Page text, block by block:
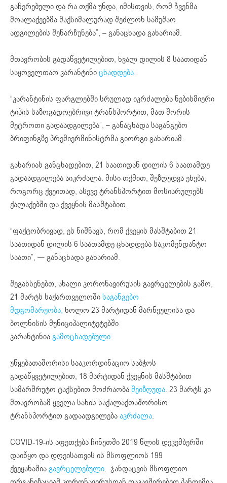
გაჩერებული და რა თქმა უნდა, იმისთვის, რომ ჩვენმა
მოალაქეებმა მაქსიმალურად შეძლონ სამუშაო
ადგილების შენარჩუნება”, – განაცხადა გახარიამ.
მთავრობის გადაწვეტილებით, ხვალ დილის 8 საათიდან
საყოველთაო კარანტინიცხადდება.
“კარანტინის ფარგლებში სრულად იკრძალება ნებისმიერი
ტიპის საზოგადოებრივი ტრანსპორტით, მათ შორის
მეტროთი გადაადგილება”, – განაცხადა საგანგებო
ბრიფინგზე პრემიერმინისტრმა გიორგი გახარიამ.
გახარიას განცხადებით, 21 საათიდან დილის 6 საათამდე
გადაადგილება აიკრძალა. მისი თქმით, შეზღუდვა ეხება,
როგორც ქვეითად, ასევე ტრანსპორტით მოსიარულებს
ქალაქებში და ქვეყნის მასშტაბით.
“ფაქტობრივად, ეს ნიშნავს, რომ ქვეყის მასშტაბით 21
საათიდან დილის 6 საათამდე ცხადდება საკომენდანტო
საათი”, — განაცხადა გახარიამ.
შეგახსენებთ, ახალი კორონავირუსის გავრცელების გამო,
21 მარტს საქართველოში საგანგებო
მდგომარეობა, ხოლო 23 მარტიდან მარნეულისა და
ბოლნისის მუნიციპალიტეტებში
კარანტინიაგამოცხადებული.
უწყებათაშორისი სააკორდინაციო საბჭოს
გადაწყვეტილებით, 18 მარტიდან ქვეყნის მასშტაბით
სამარშრუტო ტაქსებით მოძრაობაშეიზღუდა. 23 მარტს კი
მთავრობამ ყველა სახის საქალაქთაშორისო
ტრანსპორტით გადაადგილებააკრძალა.
COVID-19-ის აფეთქება ჩინეთში 2019 წლის დეკემბერში
დაიწყო და დღეისათვის ის მსოფლიოს 199
ქვეყანაშიაგავრცელებული. ჯანდაცვის მსოფლიო